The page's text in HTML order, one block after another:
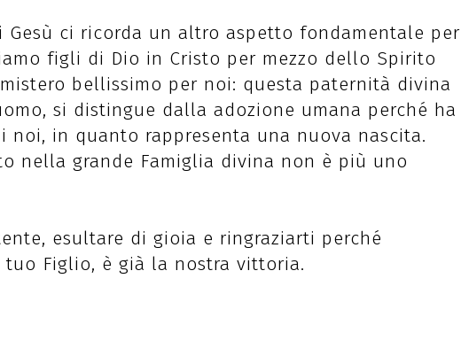
ci ricorda un altro aspetto fondamentale per
figli di Dio in Cristo per mezzo dello Spirito
bellissimo per noi: questa paternità divina
si distingue dalla adozione umana perché ha
noi, in quanto rappresenta una nuova nascita.
nella grande Famiglia divina non è più uno
esultare di gioia e ringraziarti perché
tuo Figlio, è già la nostra vittoria.